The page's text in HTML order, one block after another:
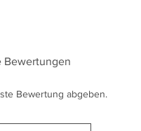
Bewertungen
Bewertung abgeben.